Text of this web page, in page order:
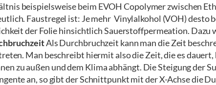
beispielsweise beim EVOH Copolymer zwischen
Faustregel ist: Je mehr Vinylalkohol (VOH) desto
der Folie hinsichtlich Sauerstoffpermeation. Dazu
Als Durchbruchzeit kann man die Zeit
Man beschreibt hiermit also die Zeit, die es
zu außen und dem Klima abhängt. Die Steigung der
an, so gibt der Schnittpunkt mit der X-Achse die